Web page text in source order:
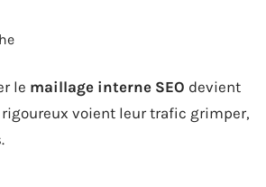
le maillage interne SEO devient
voient leur trafic grimper,